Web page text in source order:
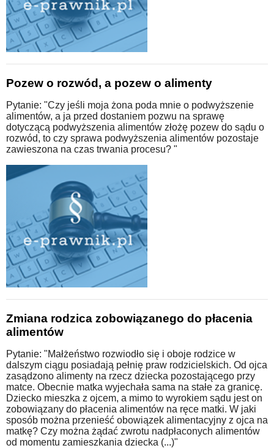
Pozew o rozwód, a pozew o alimenty
Pytanie: "Czy jeśli moja żona poda mnie o podwyższenie
alimentów, a ja przed dostaniem pozwu na sprawę
dotyczącą podwyższenia alimentów złożę pozew do sądu o
rozwód, to czy sprawa podwyższenia alimentów pozostaje
zawieszona na czas trwania procesu? "
Zmiana rodzica zobowiązanego do płacenia
alimentów
Pytanie: "Małżeństwo rozwiodło się i oboje rodzice w
dalszym ciągu posiadają pełnię praw rodzicielskich. Od ojca
zasądzono alimenty na rzecz dziecka pozostającego przy
matce. Obecnie matka wyjechała sama na stałe za granicę.
Dziecko mieszka z ojcem, a mimo to wyrokiem sądu jest on
zobowiązany do płacenia alimentów na ręce matki. W jaki
sposób można przenieść obowiązek alimentacyjny z ojca na
matkę? Czy można żądać zwrotu nadpłaconych alimentów
od momentu zamieszkania dziecka (...)"